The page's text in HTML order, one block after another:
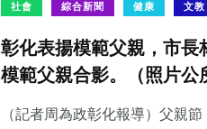
社會 綜合新聞 健康 文教
彰化表揚模範父親，市長
模範父親合影。（照片公
（記者周為政彰化報導）父親